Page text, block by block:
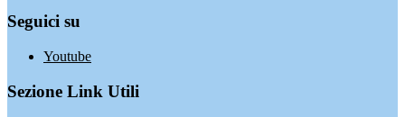
Seguici su
Youtube
Sezione Link Utili